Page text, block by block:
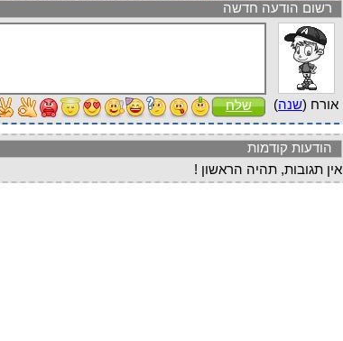
רשום הודעה חדשה
אורח (שנה) שלח
הודעות קודמות
אין תגובות, תהיה הראשון !